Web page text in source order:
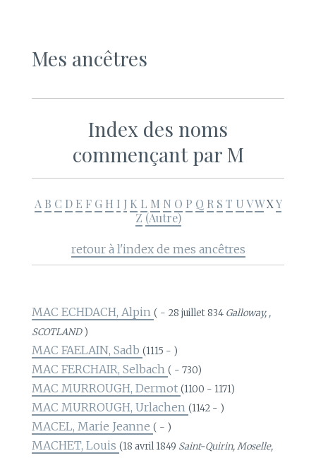
Mes ancêtres
Index des noms
commençant par M
A B C D E F G H I J K L M N O P Q R S T UVWXY
Z(Autre)
retour à l'index de mes ancêtres
MAC ECHDACH, Alpin( - 28 juillet 834 Galloway, ,
SCOTLAND)
MAC FAELAIN, Sadb(1115 - )
MAC FERCHAIR, Selbach( - 730)
MAC MURROUGH, Dermot(1100 - 1171)
MAC MURROUGH, Urlachen(1142 - )
MACEL, Marie Jeanne( - )
MACHET, Louis(18 avril 1849 Saint-Quirin, Moselle,